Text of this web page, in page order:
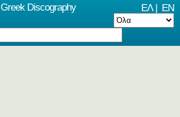
ΕΛ| EN
Greek Discography